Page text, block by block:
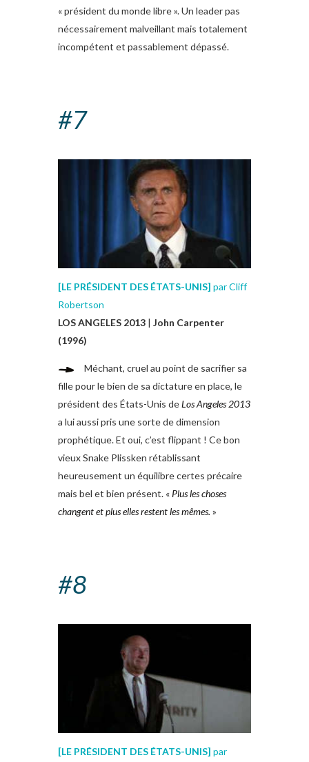
« président du monde libre ». Un leader pas
nécessairement malveillant mais totalement
incompétent et passablement dépassé.
#7
[LE PRÉSIDENT DES ÉTATS-UNIS] par Cliff
Robertson
LOS ANGELES 2013 | John Carpenter
(1996)
Méchant, cruel au point de sacrifier sa
fille pour le bien de sa dictature en place, le
président des États-Unis deLos Angeles 2013
a lui aussi pris une sorte de dimension
prophétique. Et oui, c’est flippant ! Ce bon
vieux Snake Plissken rétablissant
heureusement un équilibre certes précaire
mais bel et bien présent. « Plus les choses
changent et plus elles restent les mêmes. »
#8
[LE PRÉSIDENT DES ÉTATS-UNIS] par